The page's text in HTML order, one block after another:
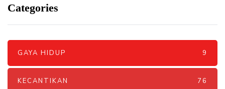
Categories
GAYA HIDUP 9
KECANTIKAN 76